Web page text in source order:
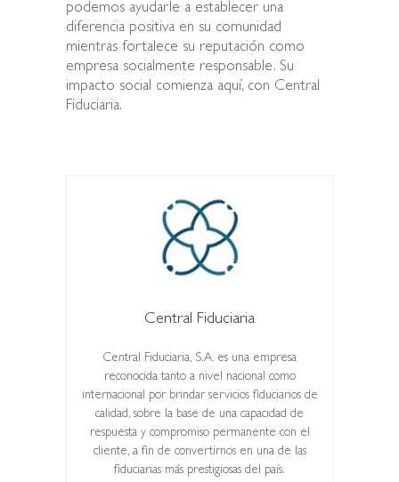
podemos ayudarle a establecer una
diferencia positiva en su comunidad
mientras fortalece su reputación como
empresa socialmente responsable. Su
impacto social comienza aquí, con Central
Fiduciaria.
Central Fiduciaria
Central Fiduciaria, S.A. es una empresa
reconocida tanto a nivel nacional como
internacional por brindar servicios fiduciarios de
calidad, sobre la base de una capacidad de
respuesta y compromiso permanente con el
cliente, a fin de convertirnos en una de las
fiduciarias más prestigiosas del país.